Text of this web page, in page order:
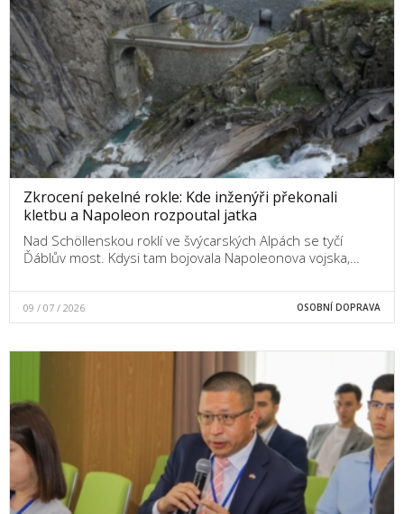
Zkrocení pekelné rokle: Kde inženýři překonali
kletbu a Napoleon rozpoutal jatka
Nad Schöllenskou roklí ve švýcarských Alpách se tyčí
Ďáblův most. Kdysi tam bojovala Napoleonova vojska,…
09 / 07 / 2026 OSOBNÍ DOPRAVA